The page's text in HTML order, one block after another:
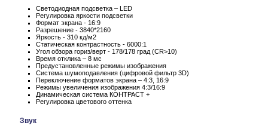
Светодиодная подсветка – LED
Регулировка яркости подсветки
Формат экрана - 16:9
Разрешение - 3840*2160
Яркость - 310 кд/м2
Статическая контрастность - 6000:1
Угол обзора гориз/верт - 178/178 град (CR>10)
Время отклика – 8 мс
Предустановленные режимы изображения
Система шумоподавления (цифровой фильтр 3D)
Переключение форматов экрана – 4:3, 16:9
Режимы увеличения изображения 4:3/16:9
Динамическая система КОНТРАСТ +
Регулировка цветового оттенка
Звук